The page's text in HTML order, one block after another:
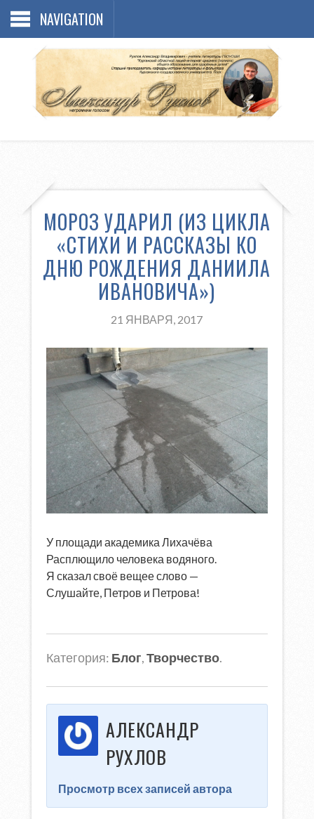
NAVIGATION
МОРОЗ УДАРИЛ (ИЗ ЦИКЛА
«СТИХИ И РАССКАЗЫ КО
ДНЮ РОЖДЕНИЯ ДАНИИЛА
ИВАНОВИЧА»)
21 ЯНВАРЯ, 2017
У площади академика Лихачёва
Расплющило человека водяного.
Я сказал своё вещее слово —
Слушайте, Петров и Петрова!
Категория: Блог,Творчество.
АЛЕКСАНДР
РУХЛОВ
Просмотр всех записей автора